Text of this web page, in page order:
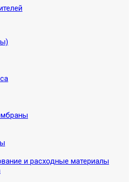
и расходные материалы